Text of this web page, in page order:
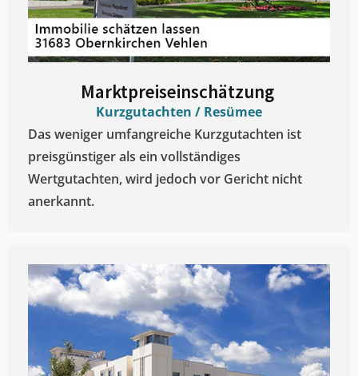
Marktpreiseinschätzung ​
Kurzgutachten / Resümee
Das weniger umfangreiche Kurzgutachten ist
preisgünstiger als ein vollständiges
Wertgutachten, wird jedoch vor Gericht nicht
anerkannt.